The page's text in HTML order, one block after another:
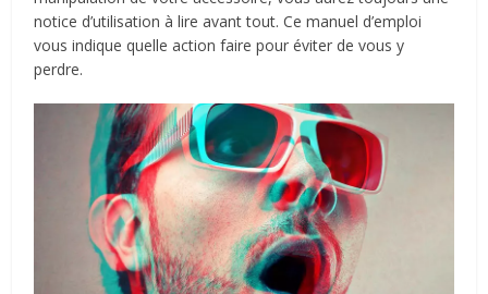
notice d’utilisation à lire avant tout. Ce manuel d’emploi
vous indique quelle action faire pour éviter de vous y
perdre.